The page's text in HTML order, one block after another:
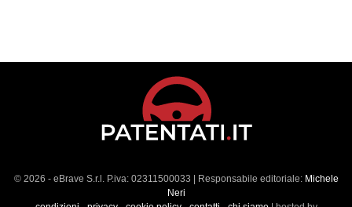
© 2026 - eBrave S.r.l. P.iva: 02311500033 | Responsabile editoriale: Michele
Neri